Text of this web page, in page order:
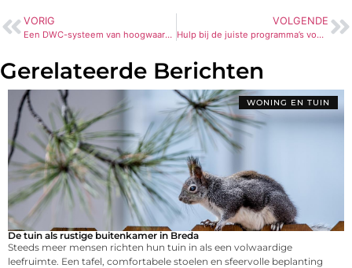
VORIG
Een DWC-systeem van hoogwaardige kwaliteit
VOLGENDE
Hulp bij de juiste programma’s voor op de computers van jouw bedrijf
Gerelateerde Berichten
WONING EN TUIN
De tuin als rustige buitenkamer in Breda
Steeds meer mensen richten hun tuin in als een volwaardige
leefruimte. Een tafel, comfortabele stoelen en sfeervolle beplanting